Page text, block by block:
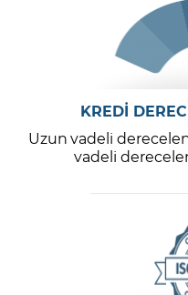
KREDİ
Uzun vadeli
vadeli